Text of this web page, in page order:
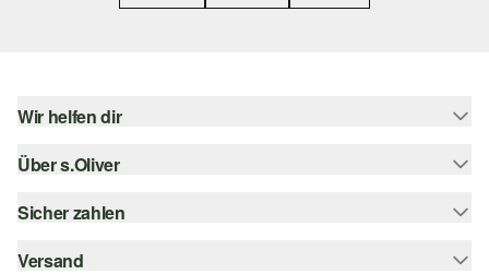
Wir helfen dir
Hilfe & FAQ
Größenberatung
Über s.Oliver
Newsletter
s.Oliver Card
Sicher zahlen
Rechnung
Versand